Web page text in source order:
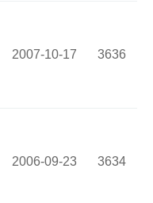
2007-10-17 3636
2006-09-23 3634